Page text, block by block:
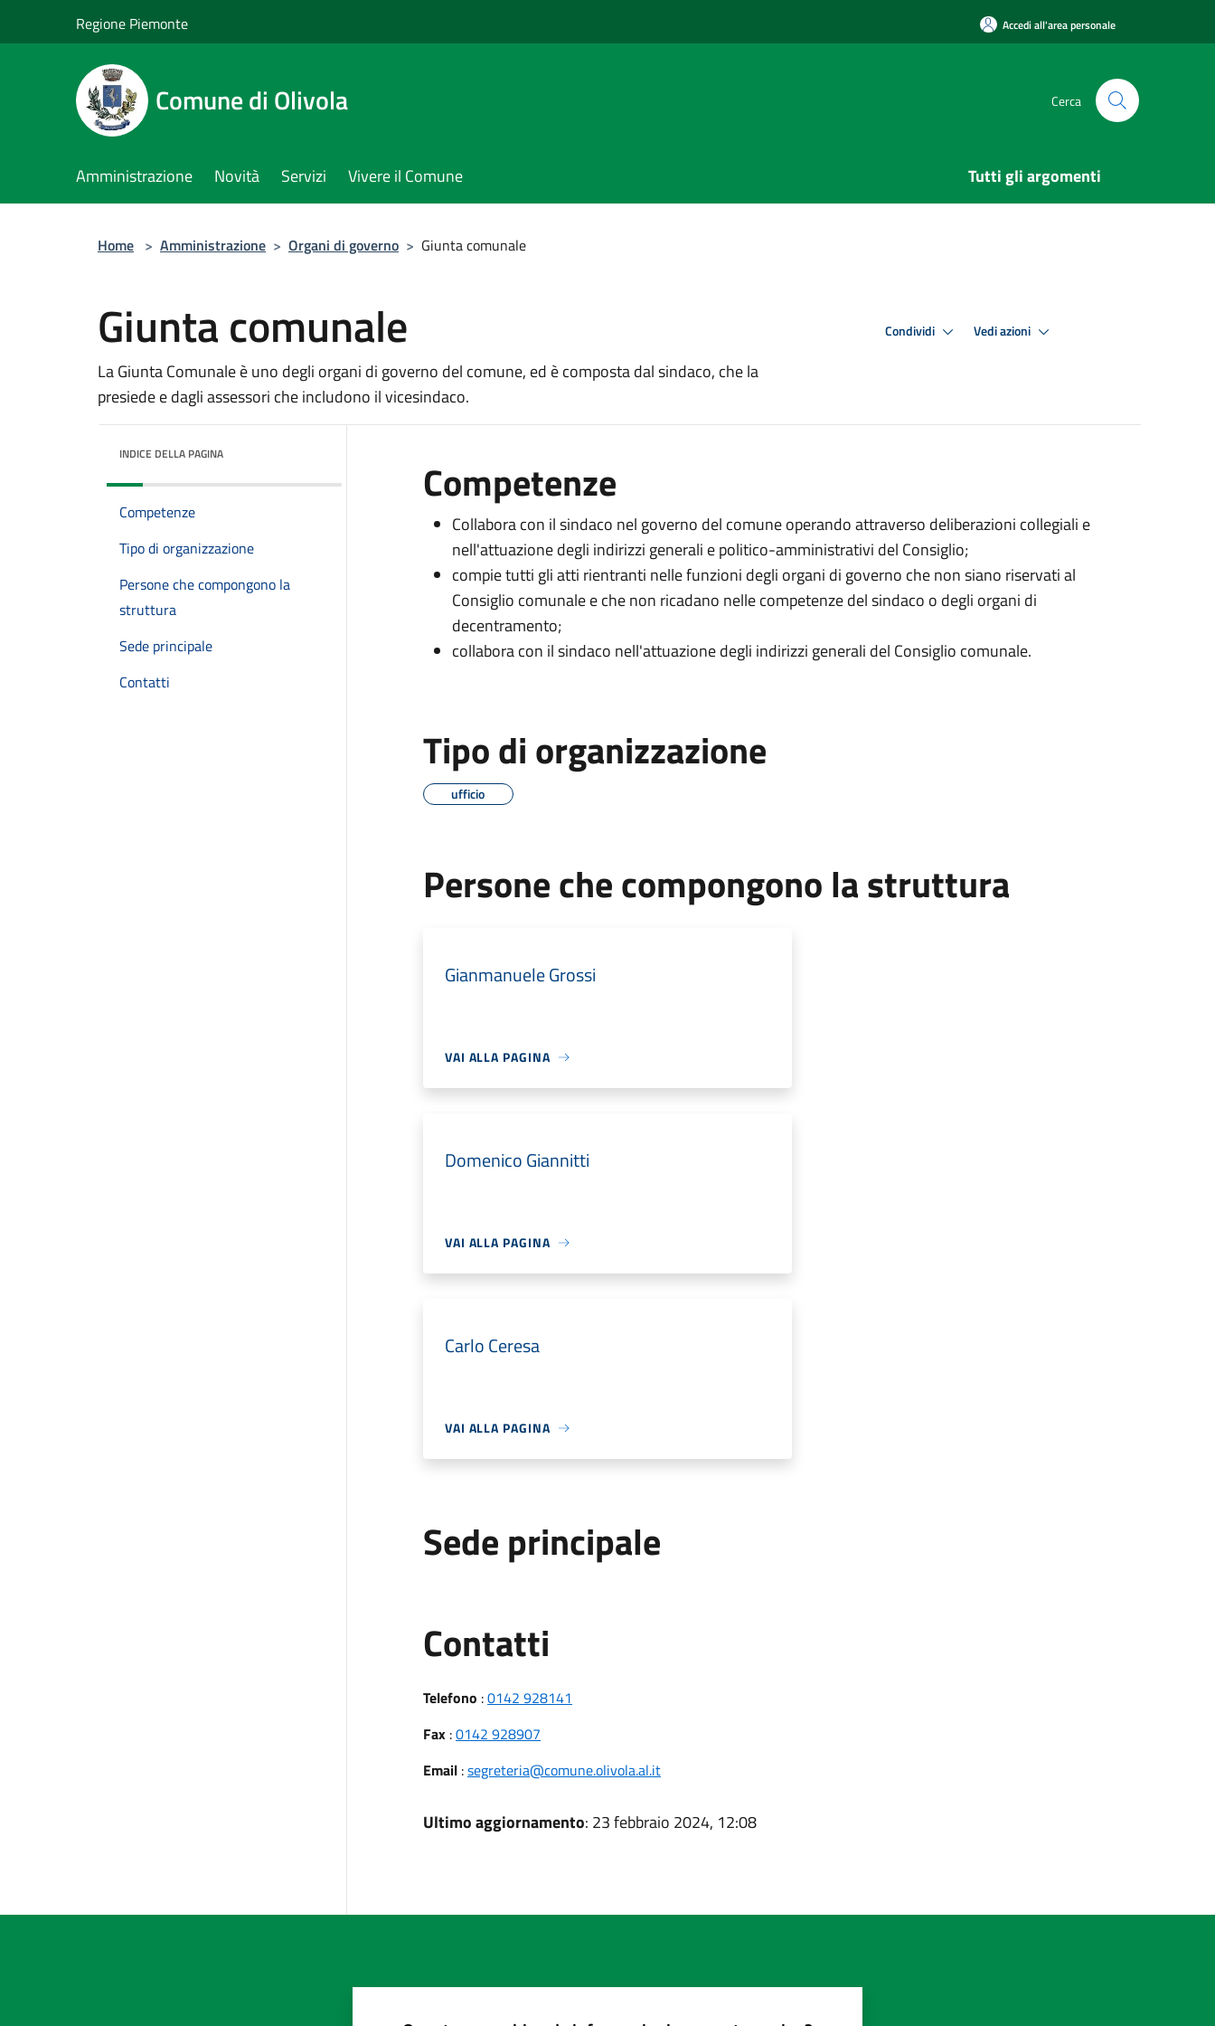
Regione Piemonte Accedi all'area personale
Comune di Olivola Cerca
Amministrazione Novità Servizi Vivere il Comune Tutti gli argomenti
Home > Amministrazione > Organi di governo > Giunta comunale
Giunta comunale
La Giunta Comunale è uno degli organi di governo del comune, ed è composta dal sindaco, che la
presiede e dagli assessori che includono il vicesindaco.
Condividi Vedi azioni
INDICE DELLA PAGINA
Competenze
Tipo di organizzazione
Persone che compongono la
struttura
Sede principale
Contatti
Competenze
Collabora con il sindaco nel governo del comune operando attraverso deliberazioni collegiali e
nell'attuazione degli indirizzi generali e politico-amministrativi del Consiglio;
compie tutti gli atti rientranti nelle funzioni degli organi di governo che non siano riservati al
Consiglio comunale e che non ricadano nelle competenze del sindaco o degli organi di
decentramento;
collabora con il sindaco nell'attuazione degli indirizzi generali del Consiglio comunale.
Tipo di organizzazione
ufficio
Persone che compongono la struttura
Gianmanuele Grossi
VAI ALLA PAGINA
Domenico Giannitti
VAI ALLA PAGINA
Carlo Ceresa
VAI ALLA PAGINA
Sede principale
Contatti
Telefono :0142 928141
Fax:0142 928907
Email:segreteria@comune.olivola.al.it
Ultimo aggiornamento: 23 febbraio 2024, 12:08